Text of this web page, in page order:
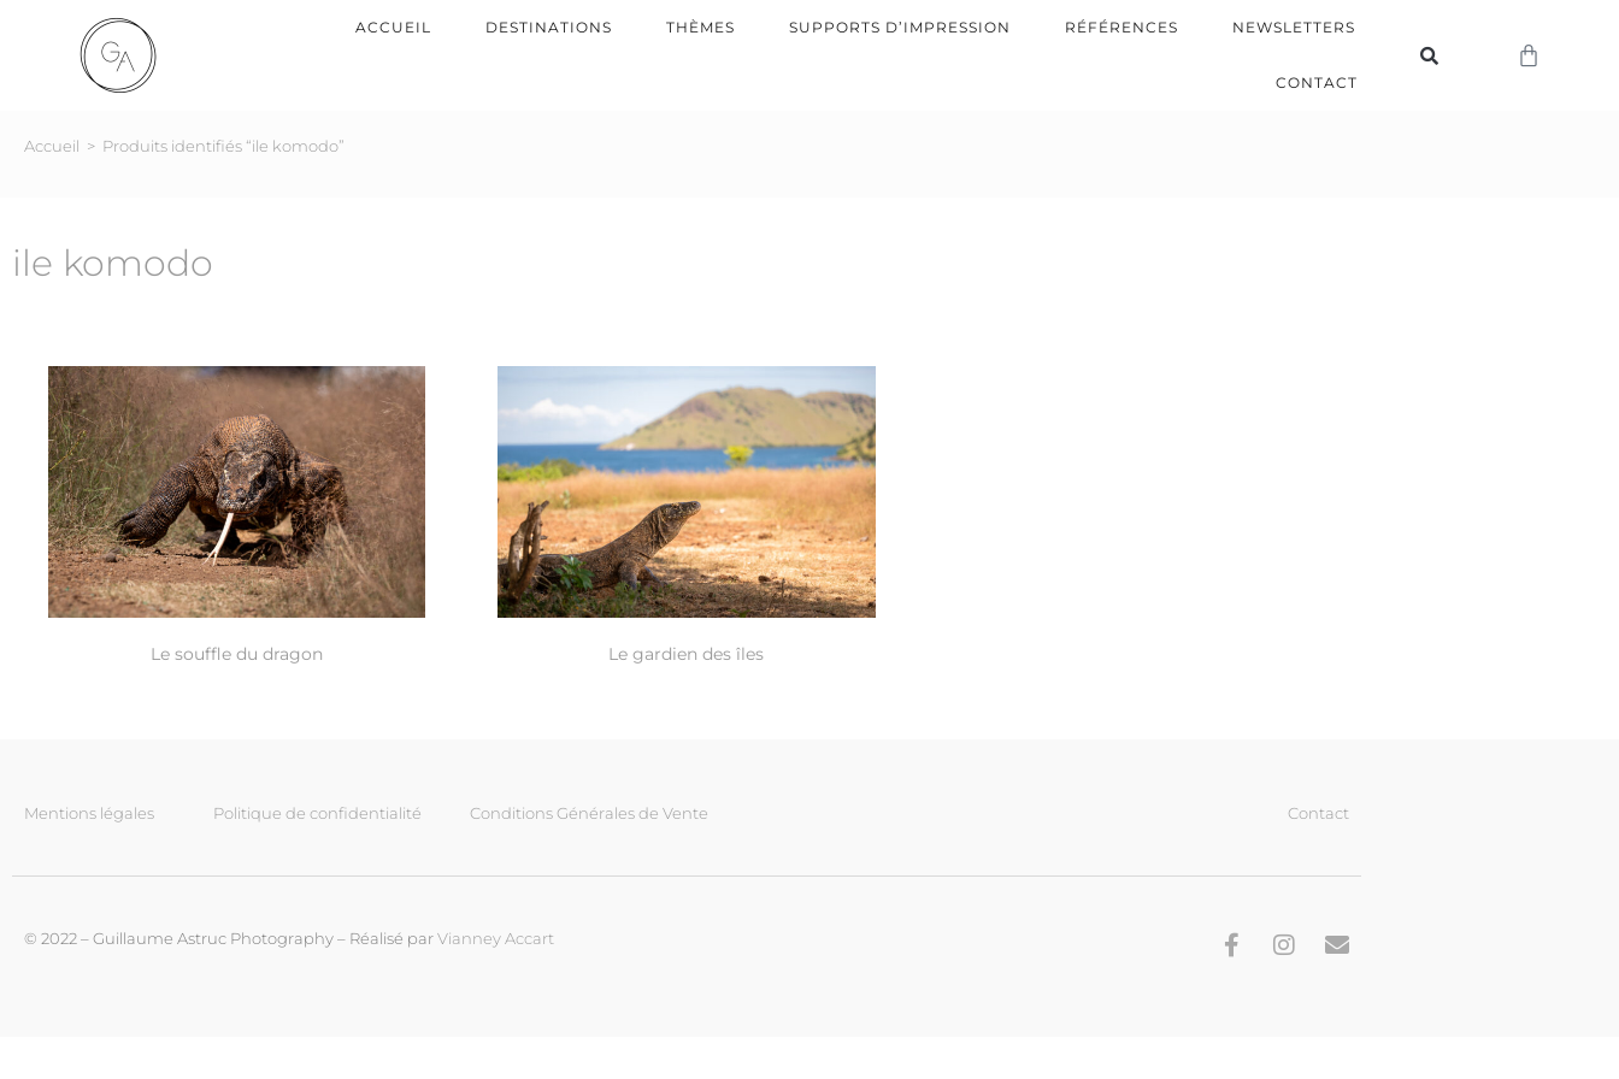
ACCUEIL DESTINATIONS THÈMES SUPPORTS D’IMPRESSION RÉFÉRENCES NEWSLETTERS
CONTACT
Accueil > Produits identifiés “ile komodo”
ile komodo
Le souffle du dragon Le gardien des îles
Mentions légales Politique de confidentialité Conditions Générales de Vente Contact
© 2022 – Guillaume Astruc Photography – Réalisé parVianney Accart